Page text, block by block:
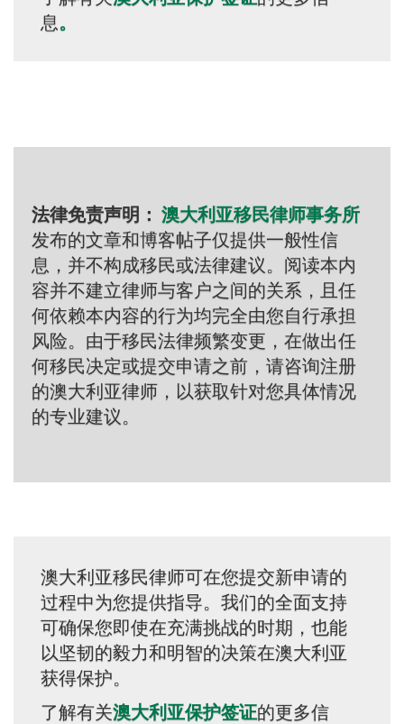
息 。
法律免责声明： 澳大利亚移民律师事务所
发布的文章和博客帖子仅提供一般性信
息，并不构成移民或法律建议。阅读本内
容并不建立律师与客户之间的关系，且任
何依赖本内容的行为均完全由您自行承担
风险。由于移民法律频繁变更，在做出任
何移民决定或提交申请之前，请咨询注册
的澳大利亚律师，以获取针对您具体情况
的专业建议。
澳大利亚移民律师可在您提交新申请的
过程中为您提供指导。我们的全面支持
可确保您即使在充满挑战的时期，也能
以坚韧的毅力和明智的决策在澳大利亚
获得保护。
了解有关澳大利亚保护签证的更多信